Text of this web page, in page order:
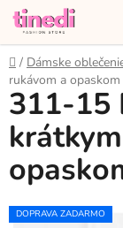
Prejsť
obsah
Domov
/ Dámske
rukávom a
311-15
DOPRAVA ZADARMO